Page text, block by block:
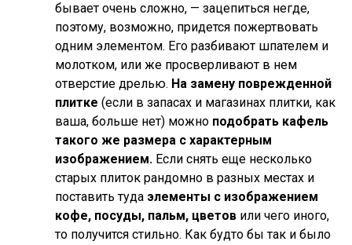
бывает очень сложно, — зацепиться негде,
поэтому, возможно, придется пожертвовать
одним элементом. Его разбивают шпателем и
молотком, или же просверливают в нем
отверстие дрелью. На замену поврежденной
плитке (если в запасах и магазинах плитки, как
ваша, больше нет) можно подобрать кафель
такого же размера с характерным
изображением. Если снять еще несколько
старых плиток рандомно в разных местах и
поставить туда элементы с изображением
кофе, посуды, пальм, цветов или чего иного,
то получится стильно. Как будто бы так и было